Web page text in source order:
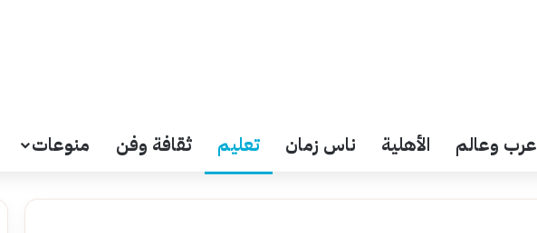
عرب وعالم الأهلية ناس زمان تعليم ثقافة وفن منوعات